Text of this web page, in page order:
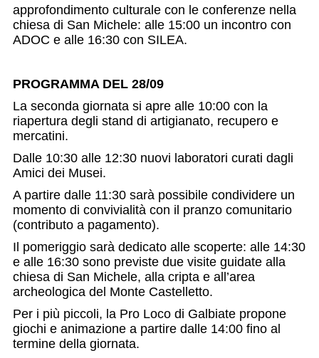
approfondimento culturale con le conferenze nella
chiesa di San Michele: alle 15:00 un incontro con
ADOC e alle 16:30 con SILEA.
PROGRAMMA DEL 28/09
La seconda giornata si apre alle 10:00 con la
riapertura degli stand di artigianato, recupero e
mercatini.
Dalle 10:30 alle 12:30 nuovi laboratori curati dagli
Amici dei Musei.
A partire dalle 11:30 sarà possibile condividere un
momento di convivialità con il pranzo comunitario
(contributo a pagamento).
Il pomeriggio sarà dedicato alle scoperte: alle 14:30
e alle 16:30 sono previste due visite guidate alla
chiesa di San Michele, alla cripta e all’area
archeologica del Monte Castelletto.
Per i più piccoli, la Pro Loco di Galbiate propone
giochi e animazione a partire dalle 14:00 fino al
termine della giornata.